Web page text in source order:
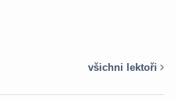
všichni lektoři